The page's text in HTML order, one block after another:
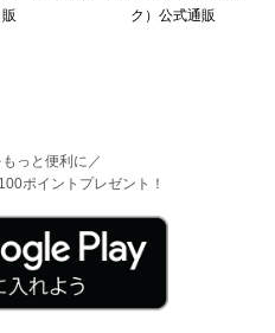
っと便利に／
ポイントプレゼント！